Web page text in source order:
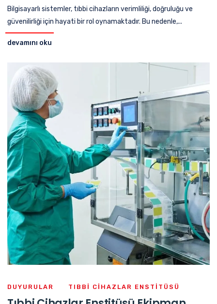
Bilgisayarlı sistemler, tıbbi cihazların verimliliği, doğruluğu ve
güvenilirliği için hayati bir rol oynamaktadır. Bu nedenle,...
devamını oku
DUYURULAR TIBBI CIHAZLAR ENSTITÜSÜ